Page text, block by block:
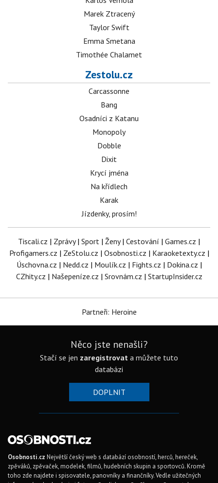
Marek Ztracený
Taylor Swift
Emma Smetana
Timothée Chalamet
Zestolu.cz
Carcassonne
Bang
Osadníci z Katanu
Monopoly
Dobble
Dixit
Krycí jména
Na křídlech
Karak
Jízdenky, prosím!
Tiscali.cz | Zprávy| Sport | Ženy| Cestování | Games.cz |
Profigamers.cz | ZeStolu.cz | Osobnosti.cz | Karaoketexty.cz |
Úschovna.cz | Nedd.cz | Moulík.cz | Fights.cz | Dokina.cz |
CZhity.cz | Našepeníze.cz | Srovnám.cz | StartupInsider.cz
Partneři: Heroine
Něco jste nenašli?
Stačí se jen zaregistrovat a můžete tuto
databázi
DOPLNIT
Osobnosti.cz Největší český web s databází osobností, herců, hereček,
zpěváků, zpěvaček, modelek, filmů, hudebních skupin a sportovců. Kromě
toho zde najdete i spisovatele, panovníky a finančníky. Vedle užitečných